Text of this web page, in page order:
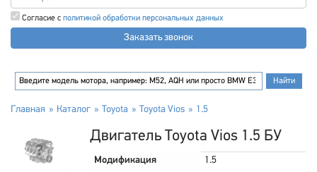
Согласие с политикой обработки персональных данных
Заказать звонок
Главная Каталог Toyota Toyota Vios 1.5
Двигатель Toyota Vios 1.5 БУ
Модификация
1.5